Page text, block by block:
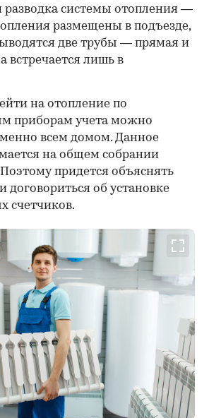
разводка системы отопления —
размещены в подъезде,
две трубы — прямая и
встречается лишь в
на отопление по
приборам учета можно
всем домом. Данное
на общем собрании
придется объяснять
договориться об установке
счетчиков.